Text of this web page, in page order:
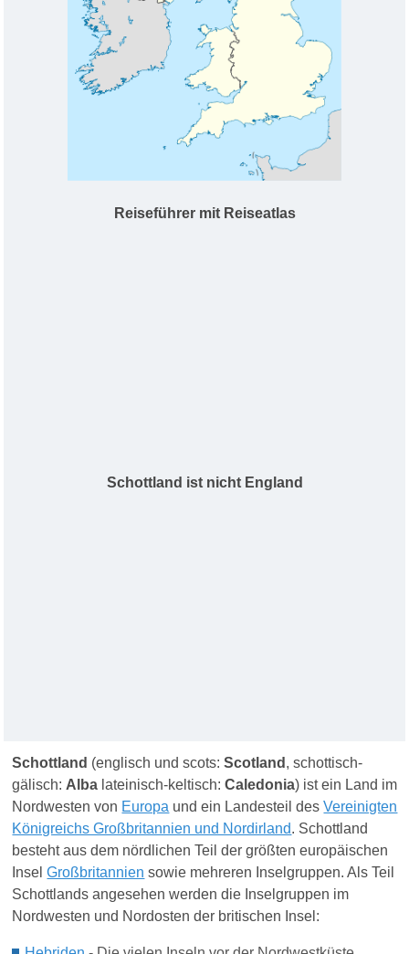
Reiseführer mit Reiseatlas
Schottland ist nicht England
Schottland (englisch und scots:Scotland , schottisch-
gälisch: Alba lateinisch-keltisch:Caledonia) ist ein Land im
Nordwesten von Europa und ein Landesteil desVereinigten
Königreichs Großbritannien und Nordirland. Schottland
besteht aus dem nördlichen Teil der größten europäischen
InselGroßbritannien sowie mehreren Inselgruppen. Als Teil
Schottlands angesehen werden die Inselgruppen im
Nordwesten und Nordosten der britischen Insel: